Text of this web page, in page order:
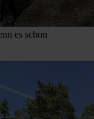
es schon